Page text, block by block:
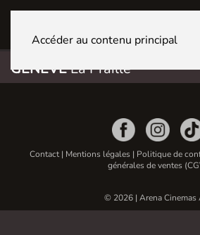
Accéder au contenu principal
GENÈVELa Praille
Contact| Mentions légales| Politique de
générales de ventes
© 2026 | Arena Cinemas